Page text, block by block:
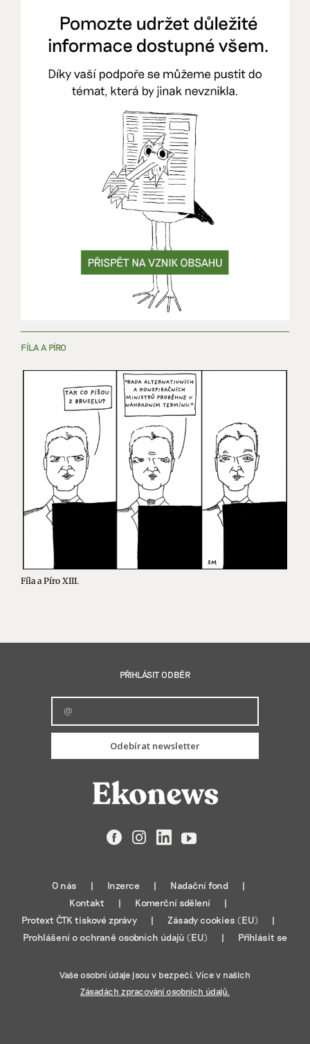
FÍLA A PÍRO
Fíla a Píro XIII.
PŘIHLÁSIT ODBĚR
Odebírat newsletter
FacebookInstagramLinkedIn
YouTube
O nás Inzerce
Nadační fond
Kontakt
Komerční sdělení
Protext ČTK tiskové zprávy
Zásady cookies (EU)
Prohlášení o ochraně osobních údajů (EU)
Přihlásit se
Vaše osobní údaje jsou v bezpečí. Více v našich
Zásadách zpracování osobních údajů.